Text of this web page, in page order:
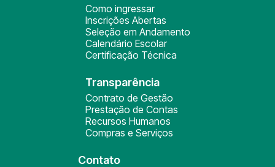
Como ingressar
Inscrições Abertas
Seleção em Andamento
Calendário Escolar
Certificação Técnica
Transparência
Contrato de Gestão
Prestação de Contas
Recursos Humanos
Compras e Serviços
Contato